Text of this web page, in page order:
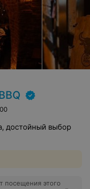
достойный выбор
посещения этого